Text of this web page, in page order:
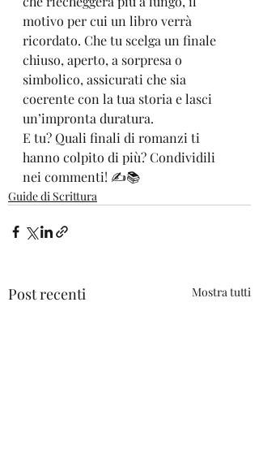
motivo per cui un libro verrà
ricordato. Che tu scelga un finale
chiuso, aperto, a sorpresa o
simbolico, assicurati che sia
coerente con la tua storia e lasci
un’impronta duratura.
E tu? Quali finali di romanzi ti
hanno colpito di più? Condividili
nei commenti! ✍️📚
Guide di Scrittura
Post recenti Mostra tutti